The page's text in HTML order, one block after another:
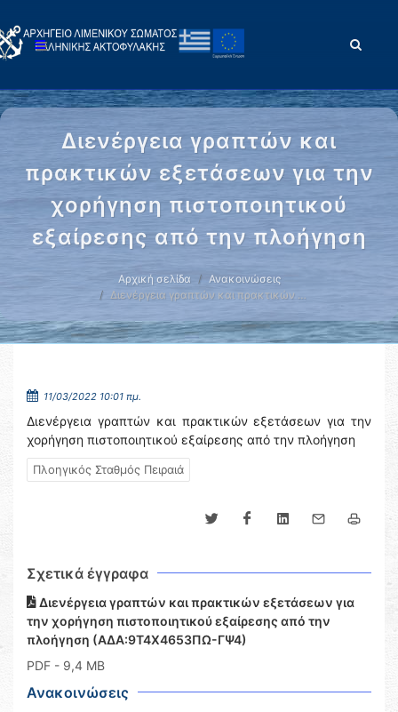
Διενέργεια γραπτών και
πρακτικών εξετάσεων για την
χορήγηση πιστοποιητικού
εξαίρεσης από την πλοήγηση
Αρχική σελίδα
Ανακοινώσεις
Διενέργεια γραπτών και πρακτικών …
11/03/2022 10:01 πμ.
Διενέργεια γραπτών και πρακτικών εξετάσεων για την
χορήγηση πιστοποιητικού εξαίρεσης από την πλοήγηση
Πλοηγικός Σταθμός Πειραιά
Σχετικά έγγραφα
Διενέργεια γραπτών και πρακτικών εξετάσεων για
την χορήγηση πιστοποιητικού εξαίρεσης από την
πλοήγηση (ΑΔΑ:9Τ4Χ4653ΠΩ-ΓΨ4)
PDF - 9,4 MB
Ανακοινώσεις